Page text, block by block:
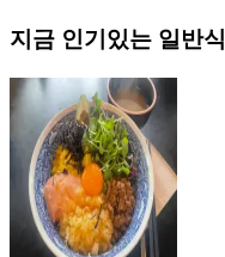
지금 인기있는 일반식